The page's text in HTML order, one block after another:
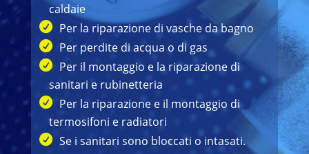
caldaie
Per la riparazione di vasche da bagno
Per perdite di acqua o di gas
Per il montaggio e la riparazione di
sanitari e rubinetteria
Per la riparazione e il montaggio di
termosifoni e radiatori
Se i sanitari sono bloccati o intasati.